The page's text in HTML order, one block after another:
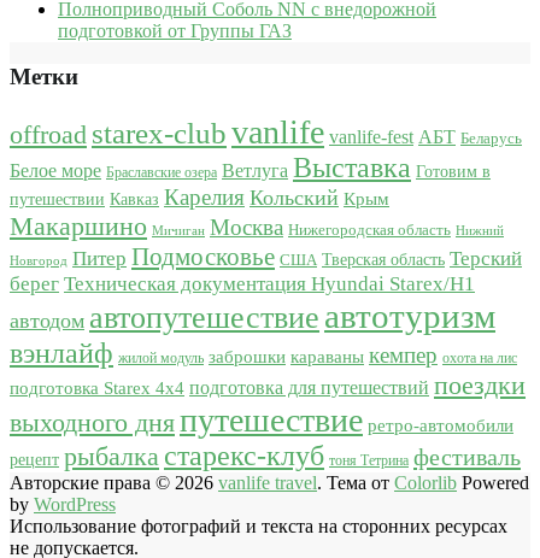
Полноприводный Соболь NN с внедорожной
подготовкой от Группы ГАЗ
Метки
offroad starex-clubvanlife vanlife-fest АБТ Беларусь
Белое море Браславские озера Ветлуга Выставка Готовим в
путешествии Кавказ Карелия Кольский Крым
Макаршино Мичиган Москва Нижегородская область Нижний
Новгород Питер Подмосковье США Тверская область Терский
берег Техническая документация Hyundai Starex/H1
автодом автопутешествие автотуризм
вэнлайф жилой модуль заброшки караваны кемпер охота на лис
подготовка Starex 4x4 подготовка для путешествий поездки
выходного дняпутешествие ретро-автомобили
рецепт рыбалка старекс-клуб тоня Тетрина фестиваль
Авторские права © 2026 vanlife travel. Тема от Colorlib Powered
by WordPress
Использование фотографий и текста на сторонних ресурсах
не допускается.